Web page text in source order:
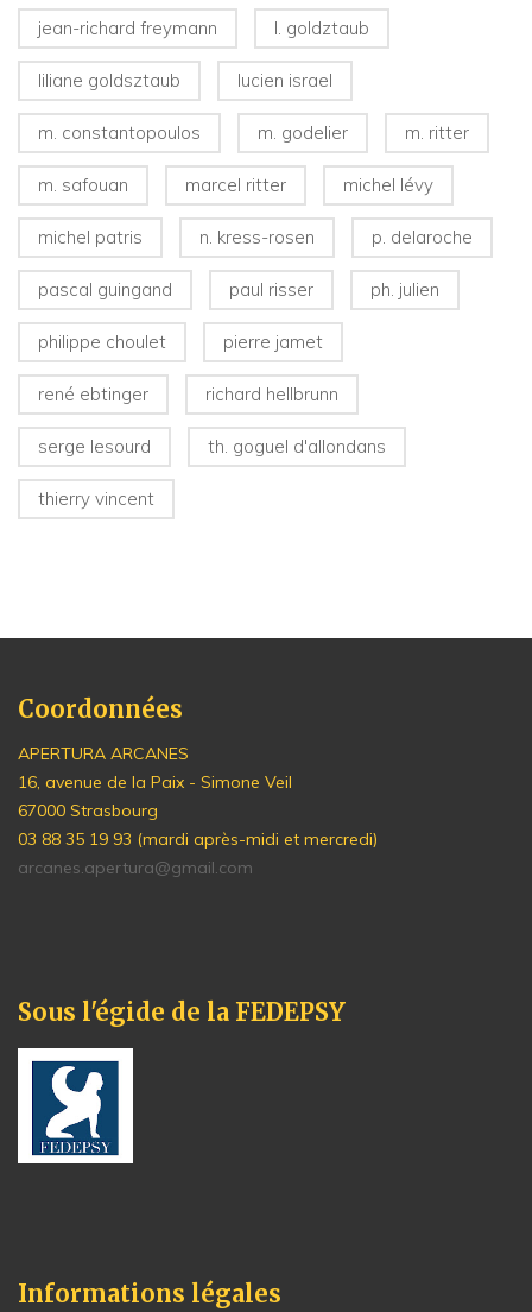
jean-richard freymann l. goldztaub
liliane goldsztaub lucien israel
m. constantopoulos m. godelier m. ritter
m. safouan marcel ritter michel lévy
michel patris n. kress-rosen p. delaroche
pascal guingand paul risser ph. julien
philippe choulet pierre jamet
rené ebtinger richard hellbrunn
serge lesourd th. goguel d'allondans
thierry vincent
Coordonnées
APERTURA ARCANES
16, avenue de la Paix - Simone Veil
67000 Strasbourg
03 88 35 19 93 (mardi après-midi et mercredi)
arcanes.apertura@gmail.com
Sous l'égide de la FEDEPSY
Informations légales